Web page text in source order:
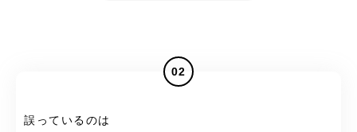
02
誤っているのは